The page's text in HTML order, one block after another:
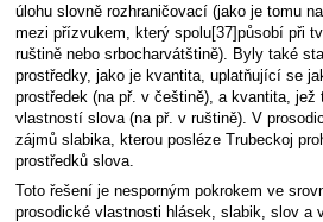
úlohu slovně rozhraničovací (jako je tomu
mezi přízvukem, který spolu[37]působí při
ruštině nebo srbocharvátštině). Byly také
prostředky, jako je kvantita, uplatňující se
prostředek (na př. v češtině), a kvantita,
vlastností slova (na př. v ruštině). V
zájmů slabika, kterou posléze Trubeckoj
prostředků slova.
Toto řešení je nesporným pokrokem ve
prosodické vlastnosti hlásek, slabik, slov a